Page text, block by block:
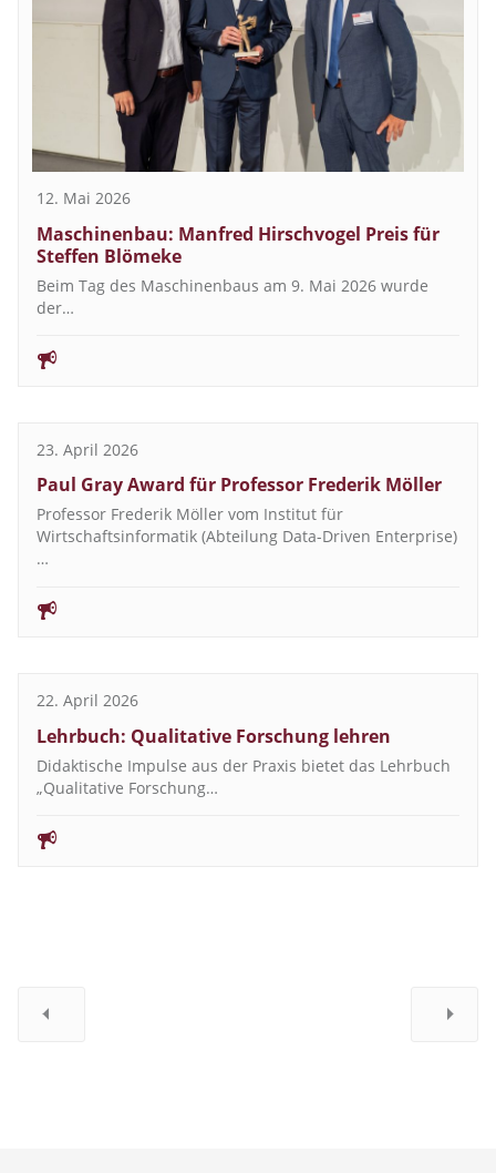
12. Mai 2026
Maschinenbau: Manfred Hirschvogel Preis für
Steffen Blömeke
Beim Tag des Maschinenbaus am 9. Mai 2026 wurde
der…
23. April 2026
Paul Gray Award für Professor Frederik Möller
Professor Frederik Möller vom Institut für
Wirtschaftsinformatik (Abteilung Data-Driven Enterprise)
…
22. April 2026
Lehrbuch: Qualitative Forschung lehren
Didaktische Impulse aus der Praxis bietet das Lehrbuch
„Qualitative Forschung…